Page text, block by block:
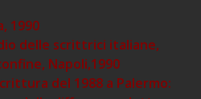
1990
delle scrittrici italiane,
Napoli,1990
del 1988 a Palermo: